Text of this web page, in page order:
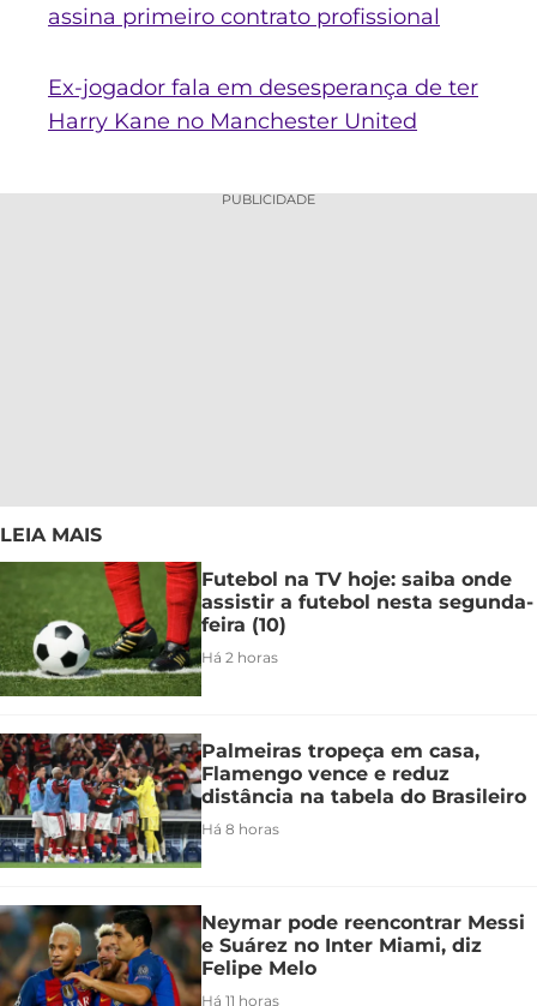
assina primeiro contrato profissional
Ex-jogador fala em desesperança de ter
Harry Kane no Manchester United
PUBLICIDADE
LEIA MAIS
Futebol na TV hoje: saiba onde
assistir a futebol nesta segunda-
feira (10)
Há 2 horas
Palmeiras tropeça em casa,
Flamengo vence e reduz
distância na tabela do Brasileiro
Há 8 horas
Neymar pode reencontrar Messi
e Suárez no Inter Miami, diz
Felipe Melo
Há 11 horas